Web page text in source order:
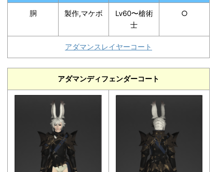
胴 製作,マケボ
Lv60〜槍術
士
○
アダマンスレイヤーコート
アダマンディフェンダーコート